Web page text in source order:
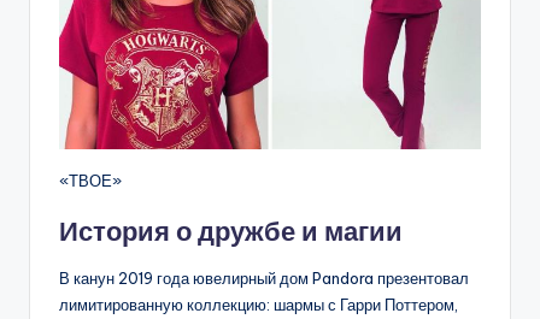
«ТВОЕ»
История о дружбе и магии
В канун 2019 года ювелирный дом Pandora презентовал
лимитированную коллекцию: шармы с Гарри Поттером,